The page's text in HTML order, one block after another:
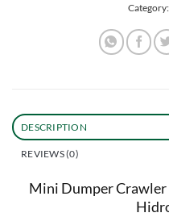
Category:
DESCRIPTION
REVIEWS (0)
Mini Dumper